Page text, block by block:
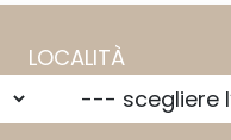
LOCALITÀ